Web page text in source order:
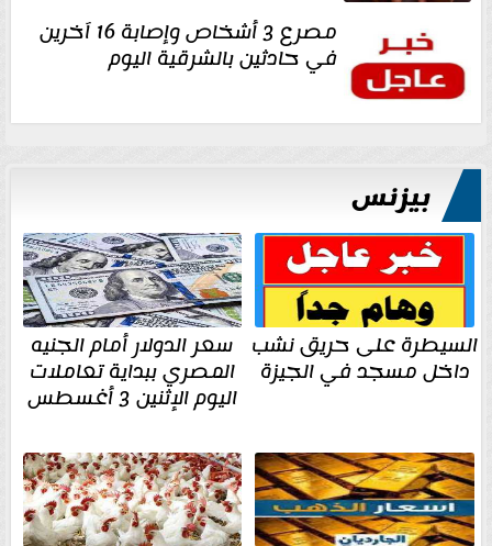
مصرع 3 أشخاص وإصابة 16 آخرين
في حادثين بالشرقية اليوم
بيزنس
السيطرة على حريق نشب
داخل مسجد في الجيزة
سعر الدولار أمام الجنيه
المصري ببداية تعاملات
اليوم الإثنين 3 أغسطس